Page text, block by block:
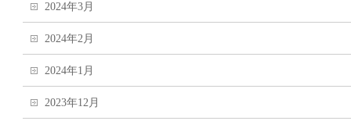
2024年3月
2024年2月
2024年1月
2023年12月